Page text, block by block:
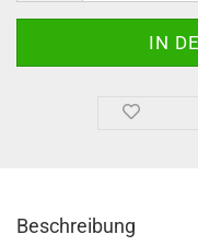
Beschreibung